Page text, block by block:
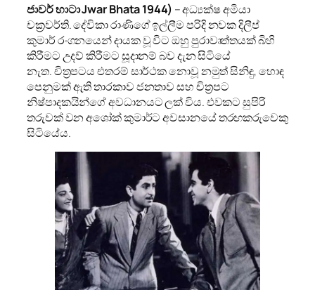
ජාවර් භාටා Jwar Bhata1944) – අධ්‍යක්ෂ අමියා
චක්‍රවර්ති. දේවිකා රාණිගේ ඉල්ලීම පරිදි නවක දිලීප්
කුමාර් රංගනයෙන් දායක වූ විට ඔහු පුරාවෘත්තයක් බිහි
කිරීමට උදව් කිරීමට සූදානම් බව දැන සිටියේ
නැත. චිත්‍රපටය එතරම් සාර්ථක නොවූ නමුත් සිනිඳු, හොඳ
පෙනුමක් ඇති තාරකාව ජනතාව සහ චිත්‍රපට
නිෂ්පාදකයින්ගේ අවධානයට ලක් විය. එවකට සුපිරි
තරුවක් වන අශෝක් කුමාර්ට අවසානයේ තරඟකරුවෙකු
සිටියේය.